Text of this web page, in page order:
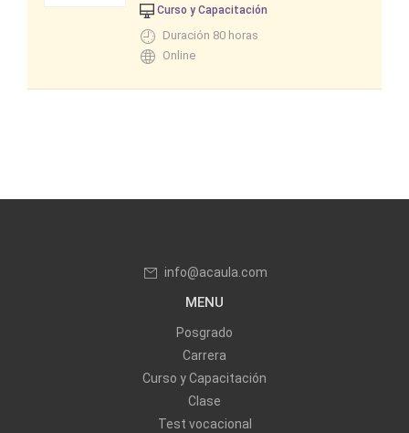
Curso y Capacitación
Duración 80 horas
Online
info@acaula.com
MENU
Posgrado
Carrera
Curso y Capacitación
Clase
Test vocacional